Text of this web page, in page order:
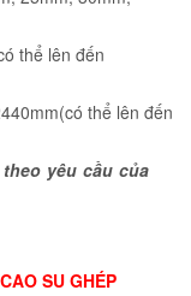
thể lên đến
thể lên đến
yêu cầu của
SU GHÉP